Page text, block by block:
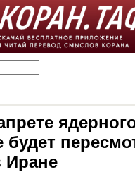
будет
Иране